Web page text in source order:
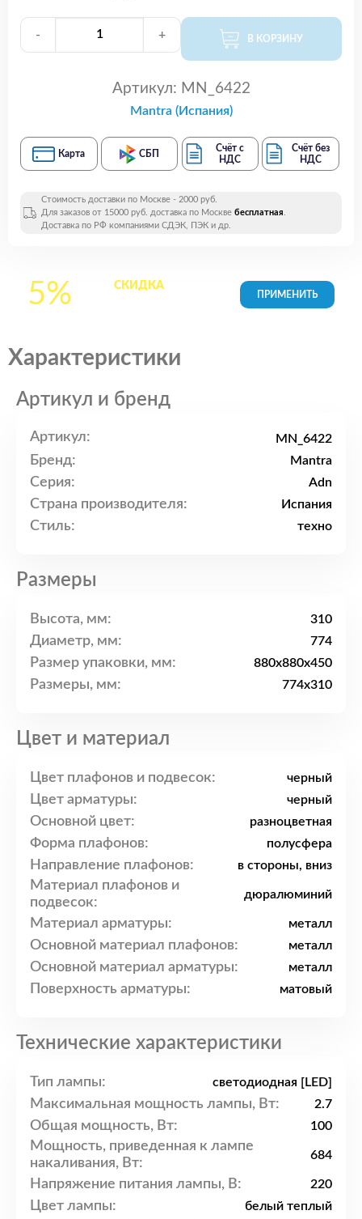
- + В КОРЗИНУ
Артикул: MN_6422
Mantra (Испания)
Карта СБП
Счёт с
НДС
Счёт без
НДС
Стоимость доставки по Москве - 2000 руб.
Для заказов от 15000 руб. доставка по Москве бесплатная.
Доставка по РФ компаниями СДЭК, ПЭК и др.
5% СКИДКАна все
Характеристики
Артикул и бренд
Артикул: MN_6422
Бренд: Mantra
Серия: Adn
Страна производителя: Испания
Стиль: техно
Размеры
Высота, мм: 310
Диаметр, мм: 774
Размер упаковки, мм: 880x880x450
Размеры, мм: 774x310
Цвет и материал
Цвет плафонов и подвесок: черный
Цвет арматуры: черный
Основной цвет: разноцветная
Форма плафонов: полусфера
Направление плафонов: в стороны, вниз
Материал плафонов и
подвесок:
дюралюминий
Материал арматуры: металл
Основной материал плафонов: металл
Основной материал арматуры: металл
Поверхность арматуры: матовый
Технические характеристики
Тип лампы: светодиодная [LED]
Максимальная мощность лампы, Вт: 2.7
Общая мощность, Вт: 100
Мощность, приведенная к лампе
накаливания, Вт:
684
Напряжение питания лампы, В: 220
Цвет лампы: белый теплый